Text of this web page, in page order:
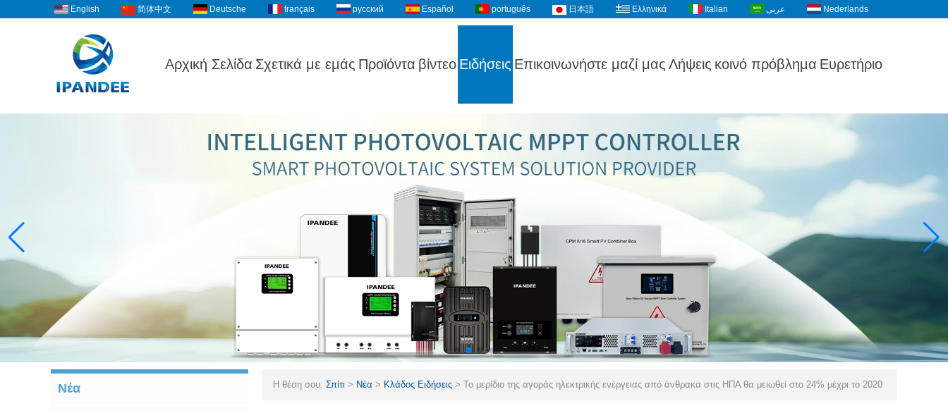
English 简体中文 Deutsche français русский Español português 日本語 Ελληνικά Italian عربى Nederlands
Αρχική Σελίδα Σχετικά με εμάς Προϊόντα βίντεο Ειδήσεις Επικοινωνήστε μαζί μας Λήψεις κοινό πρόβλημα Ευρετήριο
Νέα Η θέση σου: Σπίτι > Νέα > Κλάδος Ειδήσεις > Το μερίδιο της αγοράς ηλεκτρικής ενέργειας από άνθρακα στις ΗΠΑ θα μειωθεί στο 24% μέχρι το 2020